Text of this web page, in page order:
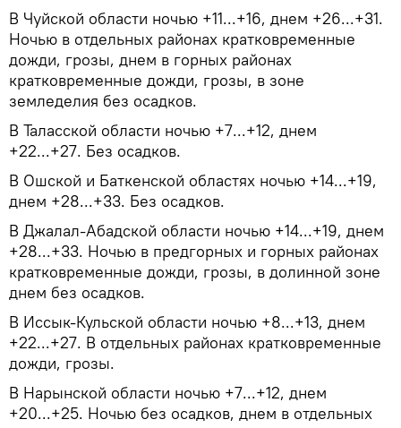
В Чуйской области ночью +11...+16, днем +26...+31.
Ночью в отдельных районах кратковременные
дожди, грозы, днем в горных районах
кратковременные дожди, грозы, в зоне
земледелия без осадков.
В Таласской области ночью +7...+12, днем
+22...+27. Без осадков.
В Ошской и Баткенской областях ночью +14...+19,
днем +28...+33. Без осадков.
В Джалал-Абадской области ночью +14...+19, днем
+28...+33. Ночью в предгорных и горных районах
кратковременные дожди, грозы, в долинной зоне
днем без осадков.
В Иссык-Кульской области ночью +8...+13, днем
+22...+27. В отдельных районах кратковременные
дожди, грозы.
В Нарынской области ночью +7...+12, днем
+20...+25. Ночью без осадков, днем в отдельных